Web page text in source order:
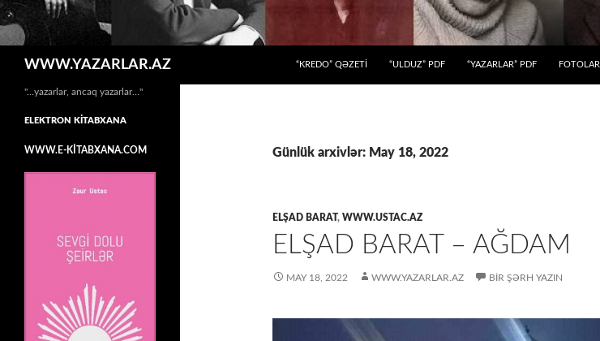
WWW.YAZARLAR.AZ
“KREDO” QƏZETİ
“ULDUZ” PDF “YAZARLAR” PDF FOTOLAR
Günlük arxivlər: May 18, 2022
ELŞAD BARAT, WWW.USTAC.AZ
ELŞAD BARAT – AĞDAM
MAY 18, 2022 WWW.YAZARLAR.AZ BIR ŞƏRH YAZIN
"…yazarlar, ancaq yazarlar…"
ELEKTRON KİTABXANA
WWW.E-KİTABXANA.COM